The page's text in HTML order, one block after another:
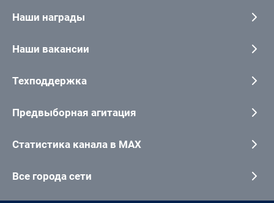
Наши награды
Наши вакансии
Техподдержка
Предвыборная агитация
Статистика канала в MAX
Все города сети